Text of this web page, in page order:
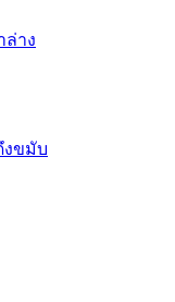
ล่าง
งขมับ